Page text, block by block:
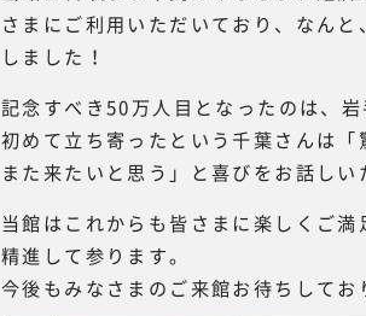
さまにご利用いただいており、なん
しました！
記念すべき50万人目となったのは、岩
初めて立ち寄ったという千葉さんは「
また来たいと思う」と喜びをお話しい
当館はこれからも皆さまに楽しくご
精進して参ります。
今後もみなさまのご来館お待ちして